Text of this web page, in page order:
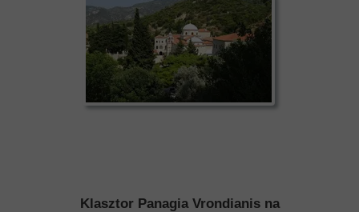
Klasztor Panagia Vrondianis na